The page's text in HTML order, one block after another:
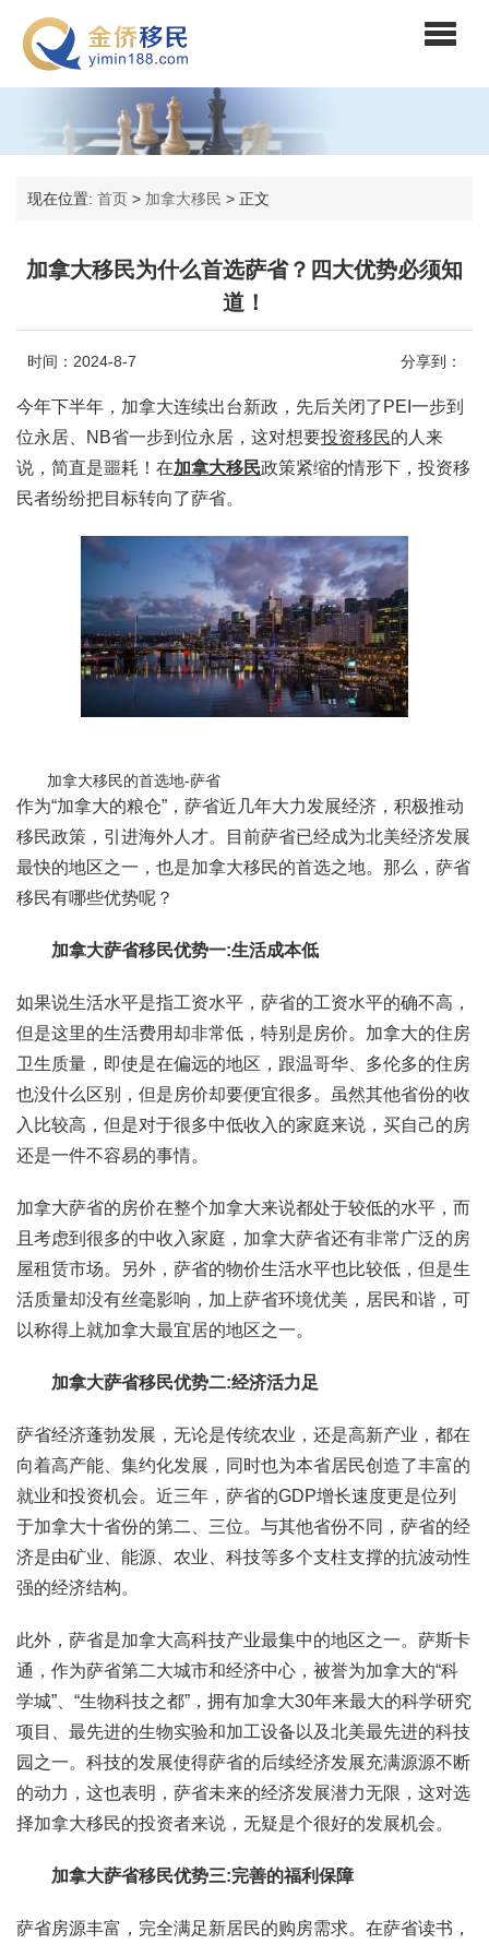
现在位置: 首页 > 加拿大移民 > 正文
加拿大移民为什么首选萨省？四大优势必须知
道！
时间：2024-8-7 分享到：
今年下半年，加拿大连续出台新政，先后关闭了PEI一步到
位永居、NB省一步到位永居，这对想要投资移民的人来
说，简直是噩耗！在加拿大移民政策紧缩的情形下，投资移
民者纷纷把目标转向了萨省。
加拿大移民的首选地-萨省
作为“加拿大的粮仓”，萨省近几年大力发展经济，积极推动
移民政策，引进海外人才。目前萨省已经成为北美经济发展
最快的地区之一，也是加拿大移民的首选之地。那么，萨省
移民有哪些优势呢？
加拿大萨省移民优势一:生活成本低
如果说生活水平是指工资水平，萨省的工资水平的确不高，
但是这里的生活费用却非常低，特别是房价。加拿大的住房
卫生质量，即使是在偏远的地区，跟温哥华、多伦多的住房
也没什么区别，但是房价却要便宜很多。虽然其他省份的收
入比较高，但是对于很多中低收入的家庭来说，买自己的房
还是一件不容易的事情。
加拿大萨省的房价在整个加拿大来说都处于较低的水平，而
且考虑到很多的中收入家庭，加拿大萨省还有非常广泛的房
屋租赁市场。另外，萨省的物价生活水平也比较低，但是生
活质量却没有丝毫影响，加上萨省环境优美，居民和谐，可
以称得上就加拿大最宜居的地区之一。
加拿大萨省移民优势二:经济活力足
萨省经济蓬勃发展，无论是传统农业，还是高新产业，都在
向着高产能、集约化发展，同时也为本省居民创造了丰富的
就业和投资机会。近三年，萨省的GDP增长速度更是位列
于加拿大十省份的第二、三位。与其他省份不同，萨省的经
济是由矿业、能源、农业、科技等多个支柱支撑的抗波动性
强的经济结构。
此外，萨省是加拿大高科技产业最集中的地区之一。萨斯卡
通，作为萨省第二大城市和经济中心，被誉为加拿大的“科
学城”、“生物科技之都”，拥有加拿大30年来最大的科学研究
项目、最先进的生物实验和加工设备以及北美最先进的科技
园之一。科技的发展使得萨省的后续经济发展充满源源不断
的动力，这也表明，萨省未来的经济发展潜力无限，这对选
择加拿大移民的投资者来说，无疑是个很好的发展机会。
加拿大萨省移民优势三:完善的福利保障
萨省房源丰富，完全满足新居民的购房需求。在萨省读书，